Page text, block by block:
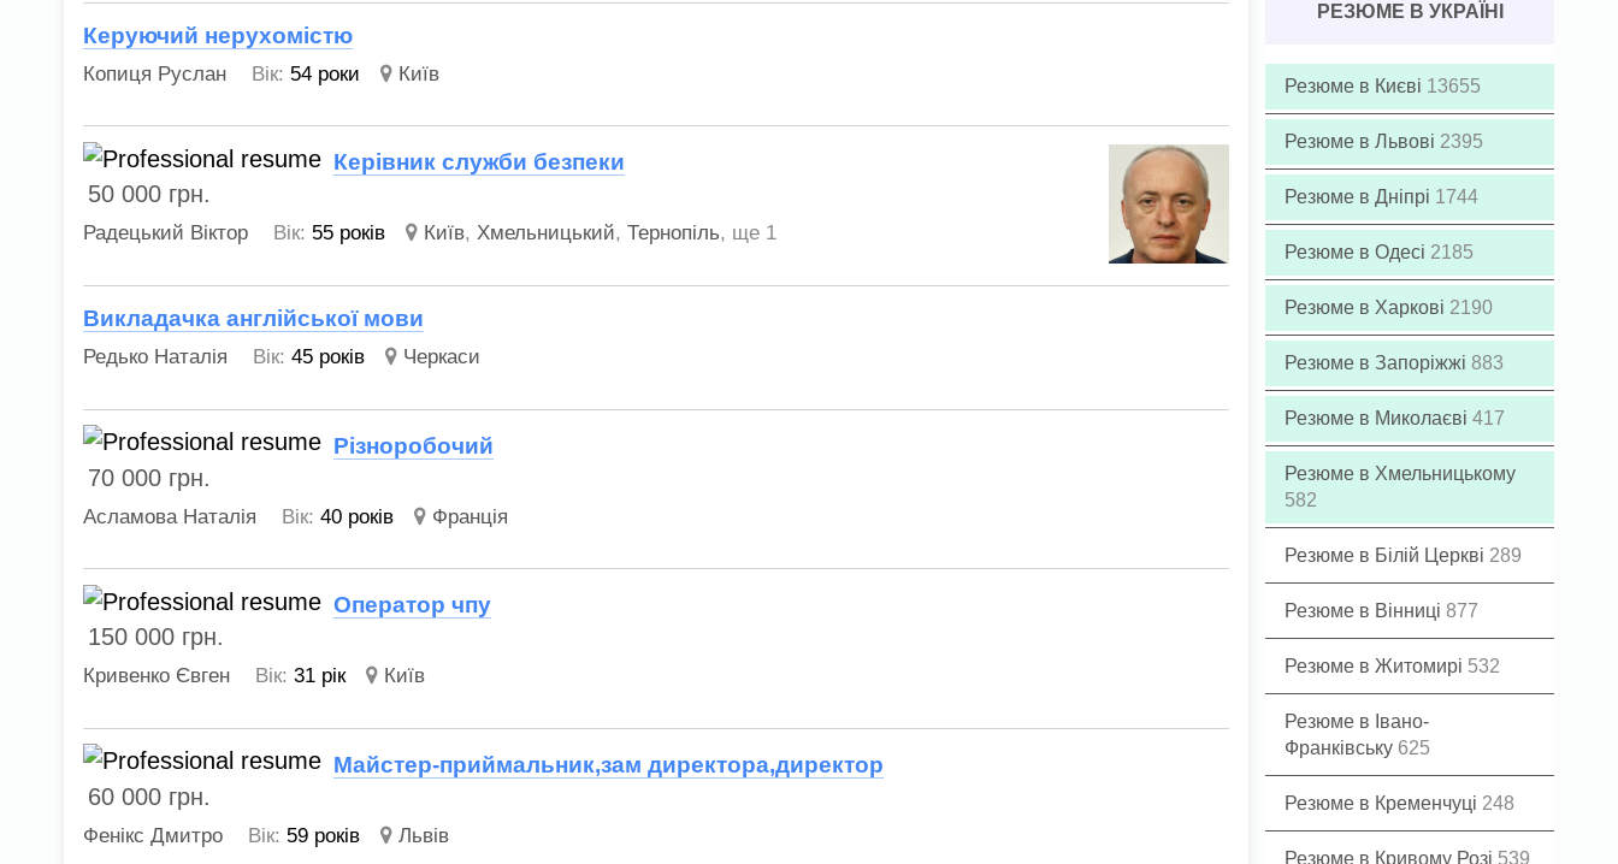
Керуючий нерухомістю
Копиця Руслан Вік: 54 роки Київ
Керівник служби безпеки
50 000 грн.
Радецький Віктор Вік: 55 років Київ,Хмельницький,Тернопіль, ще 1
Викладачка англійської мови
Редько Наталія Вік: 45 років Черкаси
Різноробочий
70 000 грн.
Асламова Наталія Вік: 40 років Франція
Оператор чпу
150 000 грн.
Кривенко Євген Вік: 31 рік Київ
Майстер-приймальник,зам директора,директор
60 000 грн.
Фенікс Дмитро Вік: 59 років Львів
РЕЗЮМЕ В УКРАЇНІ
Резюме в Києві 13655
Резюме в Львові 2395
Резюме в Дніпрі 1744
Резюме в Одесі 2185
Резюме в Харкові 2190
Резюме в Запоріжжі 883
Резюме в Миколаєві 417
Резюме в Хмельницькому
582
Резюме в Білій Церкві 289
Резюме в Вінниці 877
Резюме в Житомирі 532
Резюме в Івано-
Франківську 625
Резюме в Кременчуці 248
Резюме в Кривому Розі 539